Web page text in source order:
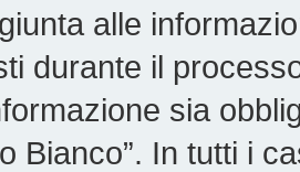
alle
durante il
sia
Bianco”. In tutti i